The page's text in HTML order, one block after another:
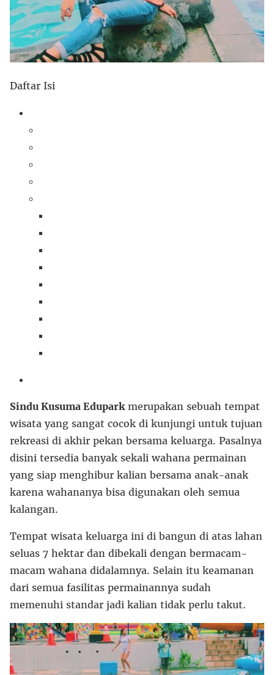
Daftar Isi
Sindu Kusuma Eduparkmerupakan sebuah tempat
wisata yang sangat cocok di kunjungi untuk tujuan
rekreasi di akhir pekan bersama keluarga. Pasalnya
disini tersedia banyak sekali wahana permainan
yang siap menghibur kalian bersama anak-anak
karena wahananya bisa digunakan oleh semua
kalangan.
Tempat wisata keluarga ini di bangun di atas lahan
seluas 7 hektar dan dibekali dengan bermacam-
macam wahana didalamnya. Selain itu keamanan
dari semua fasilitas permainannya sudah
memenuhi standar jadi kalian tidak perlu takut.